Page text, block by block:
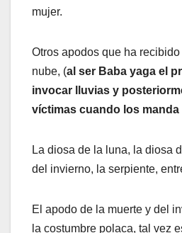
mujer.
Otros apodos que ha
nube, (al ser Baba yaga el
invocar lluvias y
víctimas cuando los
La diosa de la luna, la diosa
del invierno, la serpiente,
El apodo de la muerte y del
la costumbre polaca, tal vez